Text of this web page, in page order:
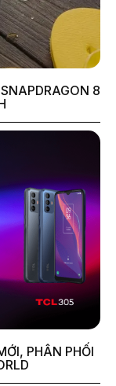
8
PHÂN PHỐI